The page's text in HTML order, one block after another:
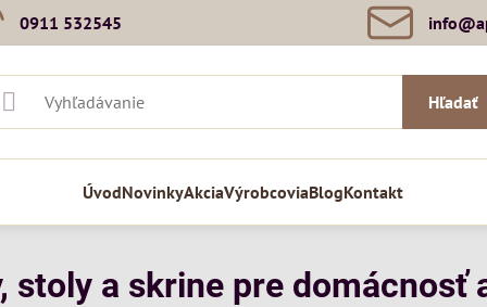
0911 532545
Hľadať
ÚvodNovinkyAkciaVýrobcoviaBlogKontakt
stoly a skrine pre domácnosť